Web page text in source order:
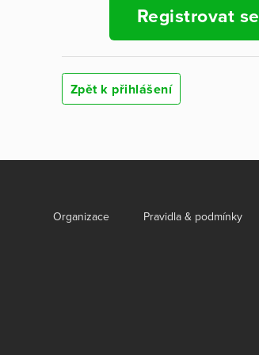
Registrovat se
Zpět k přihlášení
Organizace Pravidla & podmínky